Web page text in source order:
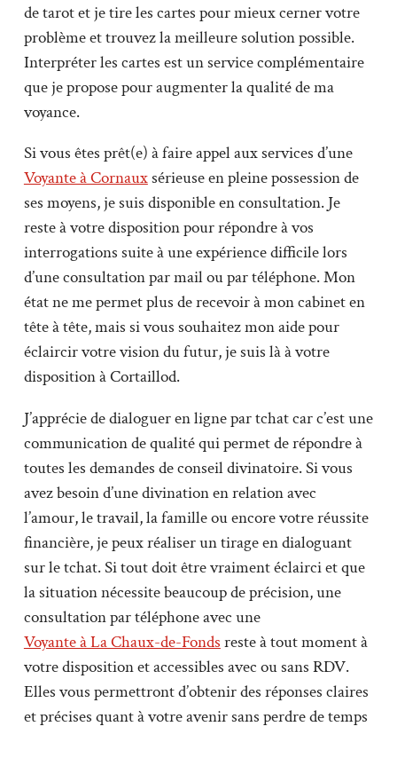
de tarot et je tire les cartes pour mieux cerner votre
problème et trouvez la meilleure solution possible.
Interpréter les cartes est un service complémentaire
que je propose pour augmenter la qualité de ma
voyance.
Si vous êtes prêt(e) à faire appel aux services d’une
Voyante à Cornauxsérieuse en pleine possession de
ses moyens, je suis disponible en consultation. Je
reste à votre disposition pour répondre à vos
interrogations suite à une expérience difficile lors
d’une consultation par mail ou par téléphone. Mon
état ne me permet plus de recevoir à mon cabinet en
tête à tête, mais si vous souhaitez mon aide pour
éclaircir votre vision du futur, je suis là à votre
disposition à Cortaillod.
J’apprécie de dialoguer en ligne par tchat car c’est une
communication de qualité qui permet de répondre à
toutes les demandes de conseil divinatoire. Si vous
avez besoin d’une divination en relation avec
l’amour, le travail, la famille ou encore votre réussite
financière, je peux réaliser un tirage en dialoguant
sur le tchat. Si tout doit être vraiment éclairci et que
la situation nécessite beaucoup de précision, une
consultation par téléphone avec une
Voyante à La Chaux-de-Fondsreste à tout moment à
votre disposition et accessibles avec ou sans RDV.
Elles vous permettront d’obtenir des réponses claires
et précises quant à votre avenir sans perdre de temps